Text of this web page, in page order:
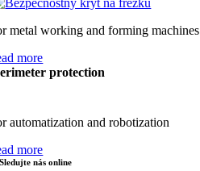
metal working and forming machines
more
protection
automatization and robotization
more
Sledujte nás online